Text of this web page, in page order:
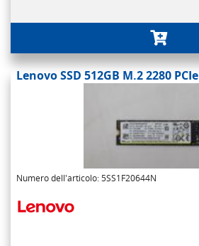
Lenovo SSD 512GB M.2 2280
Numero dell'articolo: 5SS1F20644N